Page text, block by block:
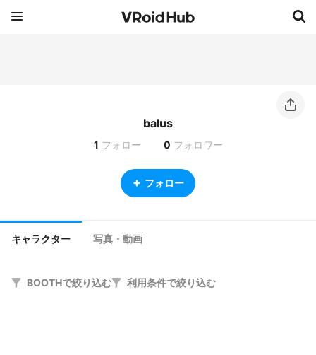
balus
1 フォロー 0 フォロワー
フォロー
キャラクター 写真・動画
BOOTHで絞り込む 利用条件で絞り込む